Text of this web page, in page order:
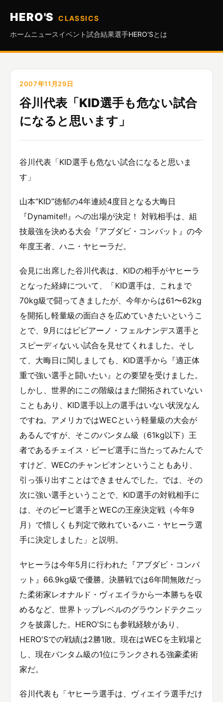
HERO'S
CLASSICS
ホーム ニュースイベント試合結果選手HERO'Sとは
2007年11月29日
谷川代表「KID選手も危ない試合
になると思います」
谷川代表「KID選手も危ない試合になると思いま
す」
山本“KID”徳郁の4年連続4度目となる大晦日
『Dynamite!!』への出場が決定！ 対戦相手は、組
技最強を決める大会『アブダビ・コンバット』の今
年度王者、ハニ・ヤヒーラだ。
会見に出席した谷川代表は、KIDの相手がヤヒーラ
となった経緯について、「KID選手は、これまで
70kg級で闘ってきましたが、今年からは61〜62kg
を開拓し軽量級の面白さを広めていきたいというこ
とで、9月にはビビアーノ・フェルナンデス選手と
スピーディないい試合を見せてくれました。そし
て、大晦日に関しましても、KID選手から『適正体
重で強い選手と闘いたい』との要望を受けました。
しかし、世界的にこの階級はまだ開拓されていない
こともあり、KID選手以上の選手はいない状況なん
ですね。アメリカではWECという軽量級の大会が
あるんですが、そこのバンタム級（61kg以下）王
者であるチェイス・ビービ選手に当たってみたんで
すけど、WECのチャンピオンということもあり、
引っ張り出すことはできませんでした。では、その
次に強い選手ということで、KID選手の対戦相手に
は、そのビービ選手とWECの王座決定戦（今年9
月）で惜しくも判定で敗れているハニ・ヤヒーラ選
手に決定しました」と説明。
ヤヒーラは今年5月に行われた『アブダビ・コンバ
ット』66.9kg級で優勝。決勝戦では6年間無敗だっ
た柔術家レオナルド・ヴィエイラから一本勝ちを収
めるなど、世界トップレベルのグラウンドテクニッ
クを披露した。HERO'Sにも参戦経験があり、
HERO'Sでの戦績は2勝1敗。現在はWECを主戦場と
し、現在バンタム級の1位にランクされる強豪柔術
家だ。
谷川代表も「ヤヒーラ選手は、ヴィエイラ選手だけ